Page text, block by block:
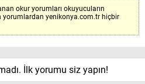
okur yorumları okuyucuların
yorumlardan yenikonya.com.tr hiçbir
İlk yorumu siz yapın!